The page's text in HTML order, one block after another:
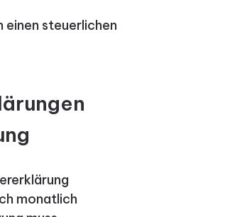
einen steuerlichen
monatlich